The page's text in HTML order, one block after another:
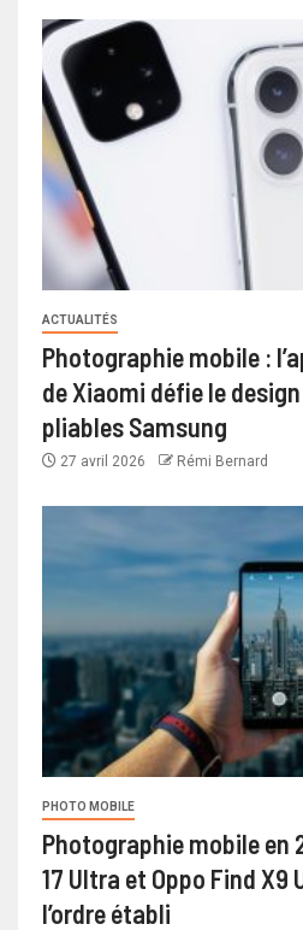
ACTUALITÉS
Photographie mobile :
de Xiaomi défie le
pliables Samsung
27 avril 2026 Rémi Bernard
PHOTO MOBILE
Photographie mobile en
17 Ultra et Oppo Find
l’ordre établi